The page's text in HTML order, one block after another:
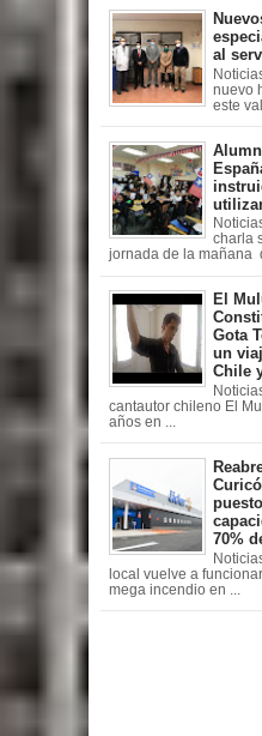
al
nuevo
este
charla
jornada de la mañana
El
Gota
un
Chile
cantautor chileno El
años en ...
70%
local vuelve a
mega incendio en ...